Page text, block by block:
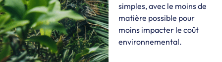
simples, avec le moins de
matière possible pour
moins impacter le coût
environnemental.